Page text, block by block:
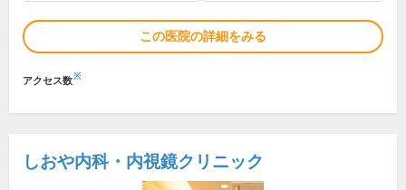
この医院の詳細をみる
アクセス数※
しおや内科・内視鏡クリニック